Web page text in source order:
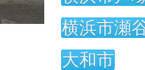
横浜市瀬
大和市